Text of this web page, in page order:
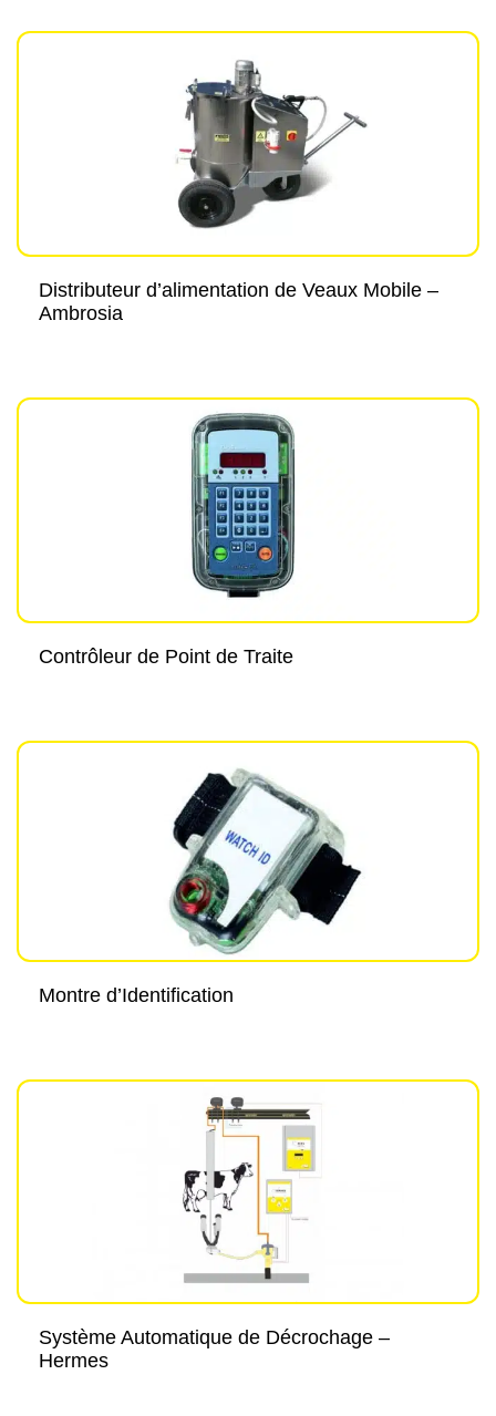
Distributeur d’alimentation de Veaux Mobile –
Ambrosia
Contrôleur de Point de Traite
Montre d’Identification
Système Automatique de Décrochage –
Hermes